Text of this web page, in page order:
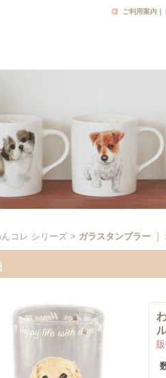
ご利用案内 ｜
んコレ シリーズ > ガラスタンブラー